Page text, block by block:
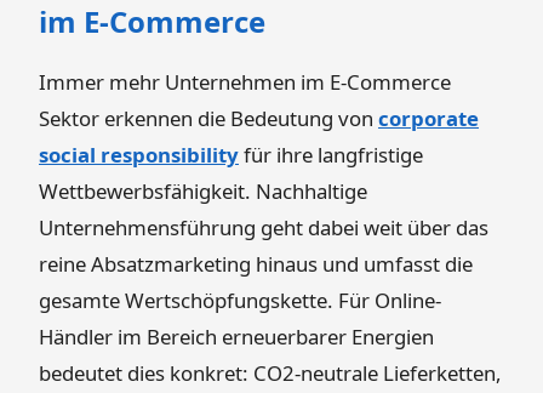
im E-Commerce
Immer mehr Unternehmen im E-Commerce
Sektor erkennen die Bedeutung von corporate
social responsibilityfür ihre langfristige
Wettbewerbsfähigkeit. Nachhaltige
Unternehmensführung geht dabei weit über das
reine Absatzmarketing hinaus und umfasst die
gesamte Wertschöpfungskette. Für Online-
Händler im Bereich erneuerbarer Energien
bedeutet dies konkret: CO2-neutrale Lieferketten,